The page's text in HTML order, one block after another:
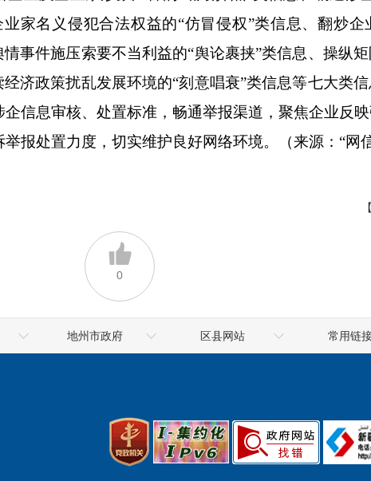
家名义侵犯合法权益的“仿冒侵权”类信息、翻炒企
事件施压索要不当利益的“舆论裹挟”类信息、操纵
济政策扰乱发展环境的“刻意唱衰”类信息等七大类
信息审核、处置标准，畅通举报渠道，聚焦企业反
报处置力度，切实维护良好网络环境。（来源：“网
0
地州市政府
阿勒泰地区
阿克苏地区
区县网站
托克逊县政府网
常用链